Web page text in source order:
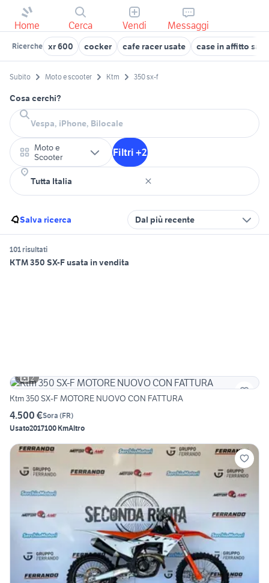
Home Cerca Vendi Messaggi
Ricerche xr 600 cocker cafe racer usate case in affitto
Subito Moto e scooter Ktm 350 sx-f
Cosa cerchi?
Moto e
Scooter
Filtri +2
Salva ricerca Dal più recente
101 risultati
KTM 350 SX-F usata in vendita
2
Ktm 350 SX-F MOTORE NUOVO CON FATTURA
4.500 €Sora (FR)
Usato2017100 KmAltro